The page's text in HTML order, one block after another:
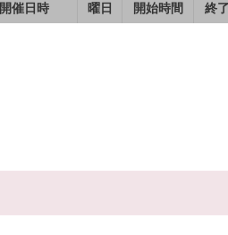
開催日時 曜日 開始時間 終